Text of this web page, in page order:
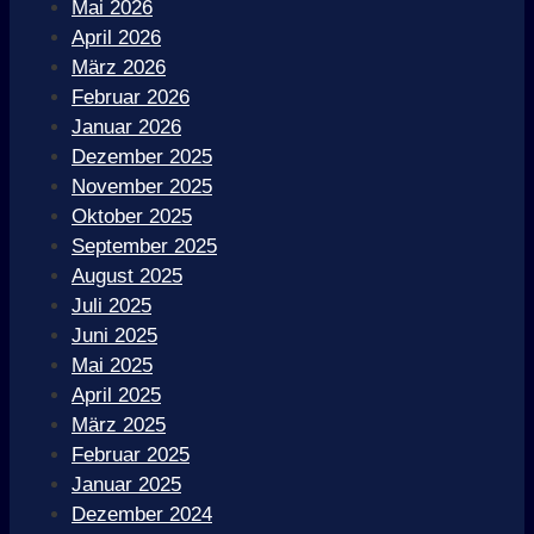
Mai 2026
April 2026
März 2026
Februar 2026
Januar 2026
Dezember 2025
November 2025
Oktober 2025
September 2025
August 2025
Juli 2025
Juni 2025
Mai 2025
April 2025
März 2025
Februar 2025
Januar 2025
Dezember 2024